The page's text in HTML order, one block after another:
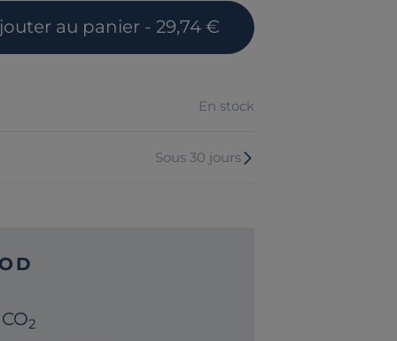
au panier - 29,74 €
En stock
Sous 30 jours
2